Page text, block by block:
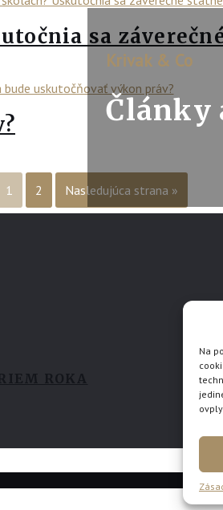
Na
Krivak & Co
Články
sa
1
2 Nasledujúca strana »
ROKA